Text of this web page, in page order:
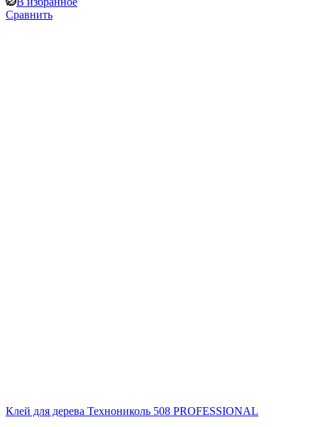
Сравнить
Клей для дерева Технониколь 508 PROFESSIONAL